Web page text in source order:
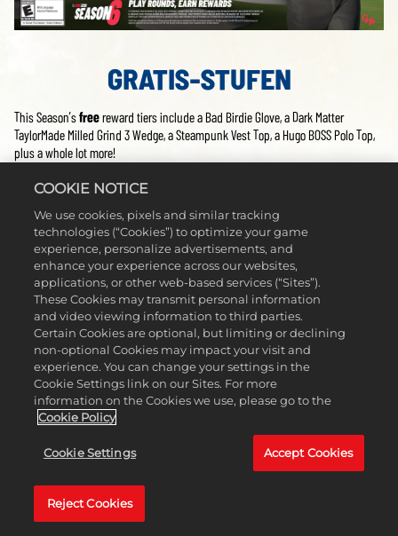
GRATIS-STUFEN
This Season’sfreereward tiers include a Bad Birdie Glove, a Dark Matter
TaylorMade Milled Grind 3 Wedge, a Steampunk Vest Top, a Hugo BOSS Polo Top,
plus a whole lot more!
Free Tier 25 allows players to earn a new free shot type, the Long Recovery: a
Don’t forget, if you want to start progressing through Season 6 of the Clubhouse
Pass, you need to head to the Clubhouse Pass menu and set Season 6 to
‘active’!
PREMIUM-STUFEN
Upgrade to Clubhouse Pass Premium and take your season to the next level, by
unlocking the opportunity to earn rewards at every tier. This Season’s
rewards include Oakley Holbrook Glasses, PUMA Shoes, a Bridgestone Tour B RXS
Golf Ball, a Galactic Amber Wilson Staff TM22 Putter, a Mizuno Hat, a
TravisMathew Glove, and a Limited Edition COBRA DS-Adapt LS Driver that’s
already leveled up to Galactic Amber!
Premium players also gain access to additional Long Recovery stat boosts not
available in the Free Tiers.
COOKIE NOTICE
We use cookies, pixels and similar tracking
technologies (“Cookies”) to optimize your game
experience, personalize advertisements, and
enhance your experience across our websites,
applications, or other web-based services (“Sites”).
These Cookies may transmit personal information
and video viewing information to third parties.
Certain Cookies are optional, but limiting or declining
non-optional Cookies may impact your visit and
experience. You can change your settings in the
Cookie Settings link on our Sites. For more
information on the Cookies we use, please go to the
Cookie Policy
Cookie Settings Accept Cookies
Reject Cookies